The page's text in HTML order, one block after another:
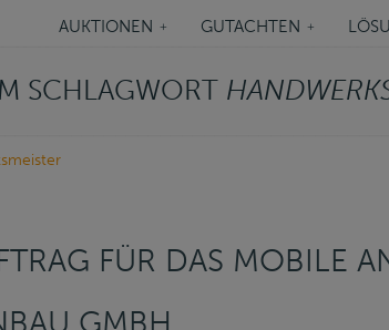
AUKTIONEN GUTACHTEN
SCHLAGWORT
FÜR DAS MOBILE
GMBH